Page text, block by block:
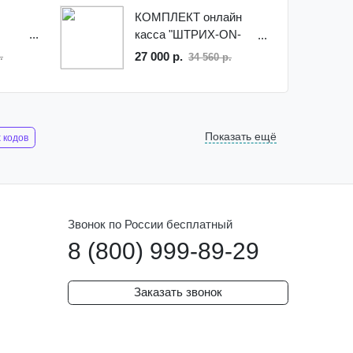
КОМПЛЕКТ онлайн
касса "ШТРИХ-ON-
LINE" с ФН + Сканер
27 000 р. 34 560 р.
кодов
беспроводной эвотор
для магазинов
атол sb 2103
Показать ещё
Звонок по России бесплатный
8 (800) 999-89-29
Заказать звонок